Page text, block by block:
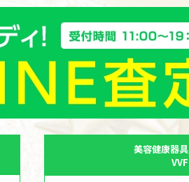
美容健康器